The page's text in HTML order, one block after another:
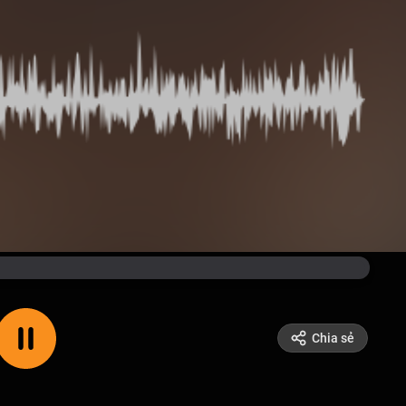
Chia sẻ